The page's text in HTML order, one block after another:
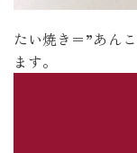
たい焼き＝”あん
ます。